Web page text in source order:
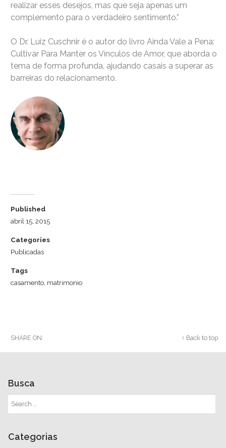
realizar esses desejos, mas que seja apenas um
complemento para o verdadeiro sentimento.”
O Dr. Luiz Cuschnir é o autor do livro Ainda Vale a Pena:
Cultivar Para Manter os Vínculos de Amor, que aborda o
tema de forma profunda, ajudando casais a superar as
barreiras do relacionamento.
Published
abril 15, 2015
Categories
Publicadas
Tags
casamento, matrimonio
SHARE ON: ↑ Back to top
Busca
Categorias